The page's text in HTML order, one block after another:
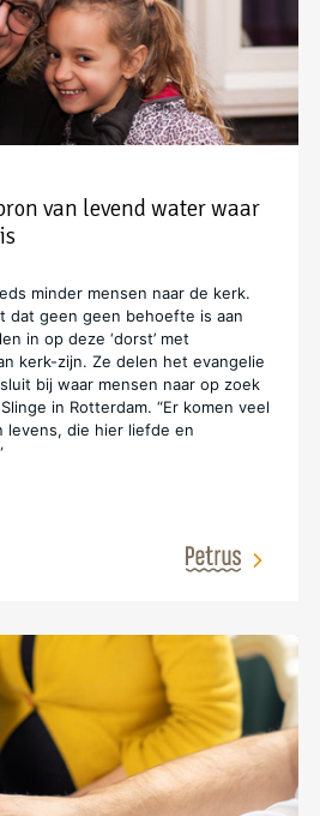
van levend water waar
minder mensen naar de kerk.
dat geen geen behoefte is aan
in op deze ‘dorst’ met
kerk-zijn. Ze delen het evangelie
bij waar mensen naar op zoek
in Rotterdam. “Er komen veel
levens, die hier liefde en